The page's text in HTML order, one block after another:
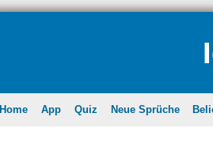
Home App Quiz Neue Sprüche